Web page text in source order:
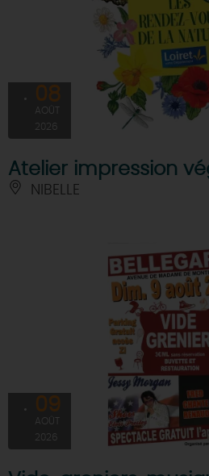
08
AOÛT
2026
Atelier impression
NIBELLE
09
AOÛT
2026